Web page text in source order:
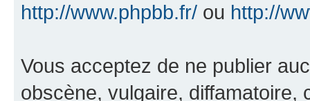
http://www.phpbb.fr/ ou http://
Vous acceptez de ne publier
obscène, vulgaire, diffamatoire,